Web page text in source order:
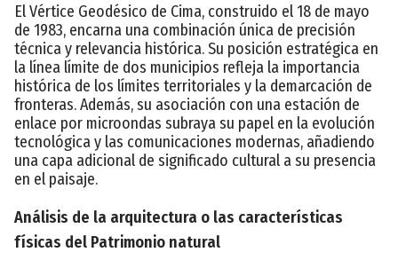
El Vértice Geodésico de Cima, construido el 18 de mayo
de 1983, encarna una combinación única de precisión
técnica y relevancia histórica. Su posición estratégica en
la línea límite de dos municipios refleja la importancia
histórica de los límites territoriales y la demarcación de
fronteras. Además, su asociación con una estación de
enlace por microondas subraya su papel en la evolución
tecnológica y las comunicaciones modernas, añadiendo
una capa adicional de significado cultural a su presencia
en el paisaje.
Análisis de la arquitectura o las características
físicas del Patrimonio natural